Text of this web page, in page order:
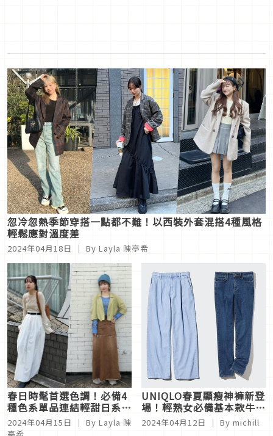
忽冷忽熱季節穿搭一點都不難！以西裝外套混搭4種風格
輕鬆應對溫度差
2024年04月18日 ｜ By Layla 陳亭希
春日時髦首選色調！必備4
種色系單品連結輕甜日系印
象
2024年04月15日 ｜ By Layla 陳
UNIQLO春夏顯瘦神褲新登
場！輕熟女必備基本款牛仔
褲5選，不論寬窄都能完美
修飾腿部線條
2024年04月12日 ｜ By michill